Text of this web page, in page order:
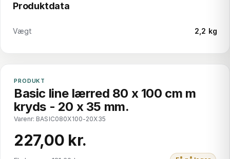
Produktdata
Vægt 2,2 kg
PRODUKT
Basic line lærred 80 x 100 cm m
kryds - 20 x 35 mm.
Varenr: BASIC080X100-20X35
227,00 kr.